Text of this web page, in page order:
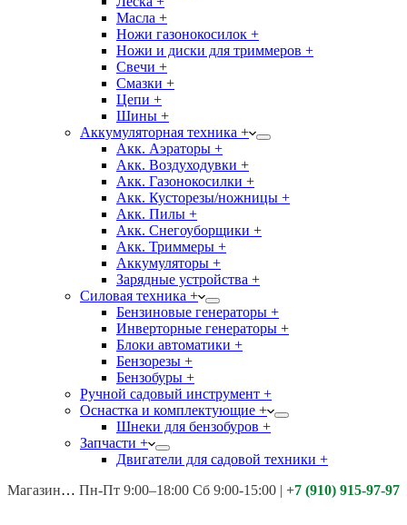
Масла +
Ножи газонокосилок +
Ножи и диски для триммеров +
Свечи +
Смазки +
Цепи +
Шины +
Аккумуляторная техника +
Акк. Аэраторы +
Акк. Воздуходувки +
Акк. Газонокосилки +
Акк. Кусторезы/ножницы +
Акк. Пилы +
Акк. Снегоуборщики +
Акк. Триммеры +
Аккумуляторы +
Зарядные устройства +
Силовая техника +
Бензиновые генераторы +
Инверторные генераторы +
Блоки автоматики +
Бензорезы +
Бензобуры +
Ручной садовый инструмент +
Оснастка и комплектующие +
Шнеки для бензобуров +
Запчасти +
Двигатели для садовой техники +
Магазины: Калуга ул. Московская д.113
Пн-Пт 9:00–18:00 Сб 9:00-15:00 | +7 (910) 915-97-97